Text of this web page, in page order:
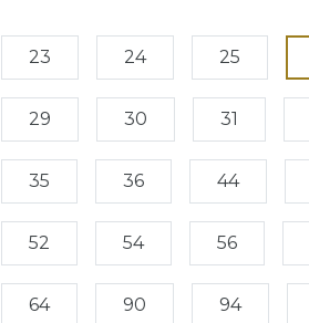
23 24 25
29 30 31
35 36 44
52 54 56
64 90 94